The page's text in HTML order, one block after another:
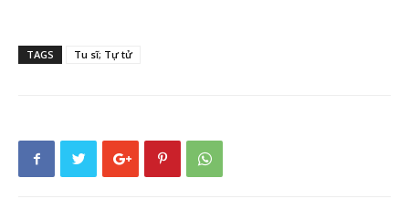
TAGS Tu sĩ; Tự tử